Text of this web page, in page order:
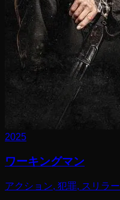
2025
ワーキングマン
アクション, 犯罪, スリラー